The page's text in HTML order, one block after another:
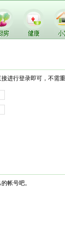
进行登录即可，不需
帐号吧。